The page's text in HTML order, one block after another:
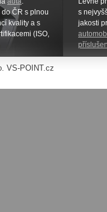
ČR s plnou
kvality a s
(ISO,
s
jakosti
VS-POINT.cz